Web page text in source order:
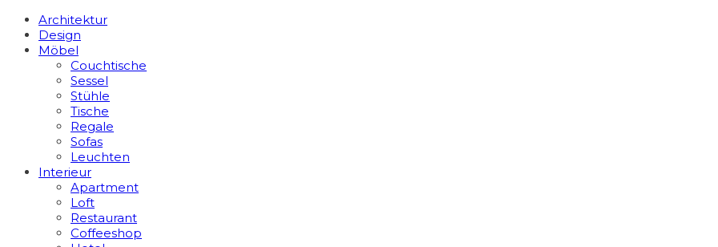
Architektur
Design
Möbel
Couchtische
Sessel
Stühle
Tische
Regale
Sofas
Leuchten
Interieur
Apart­ment
Loft
Restaurant
Coffeeshop